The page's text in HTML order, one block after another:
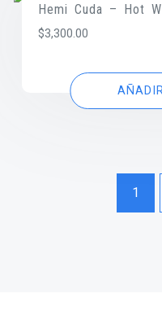
Hemi Cuda – Hot
$3,300.00
1